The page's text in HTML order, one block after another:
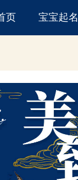
页 宝宝起名